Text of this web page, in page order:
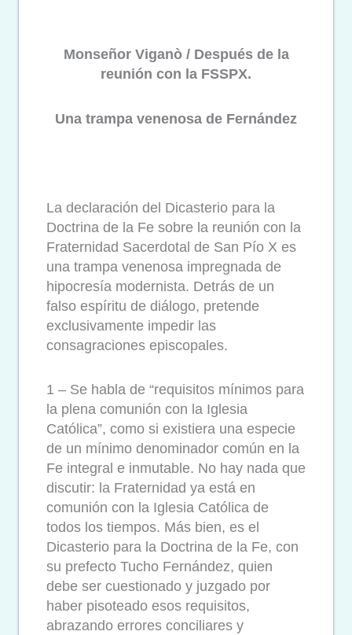
Monseñor Viganò / Después de la
reunión con la FSSPX.
Una trampa venenosa de Fernández
La declaración del Dicasterio para la
Doctrina de la Fe sobre la reunión con la
Fraternidad Sacerdotal de San Pío X es
una trampa venenosa impregnada de
hipocresía modernista. Detrás de un
falso espíritu de diálogo, pretende
exclusivamente impedir las
consagraciones episcopales.
1 – Se habla de “requisitos mínimos para
la plena comunión con la Iglesia
Católica”, como si existiera una especie
de un mínimo denominador común en la
Fe integral e inmutable. No hay nada que
discutir: la Fraternidad ya está en
comunión con la Iglesia Católica de
todos los tiempos. Más bien, es el
Dicasterio para la Doctrina de la Fe, con
su prefecto Tucho Fernández, quien
debe ser cuestionado y juzgado por
haber pisoteado esos requisitos,
abrazando errores conciliares y